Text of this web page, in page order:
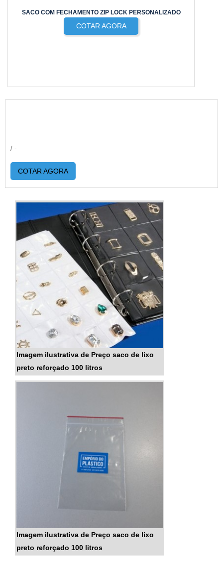
SACO COM FECHAMENTO ZIP LOCK PERSONALIZADO
COTAR AGORA
/ -
COTAR AGORA
Imagem ilustrativa de Preço saco de lixo
preto reforçado 100 litros
Imagem ilustrativa de Preço saco de lixo
preto reforçado 100 litros